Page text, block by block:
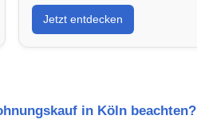
Jetzt entdecken
in Köln beachten?